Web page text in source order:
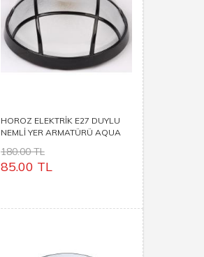
HOROZ ELEKTRİK E27 DUYLU
NEMLİ YER ARMATÜRÜ AQUA
180.00 TL
85.00 TL